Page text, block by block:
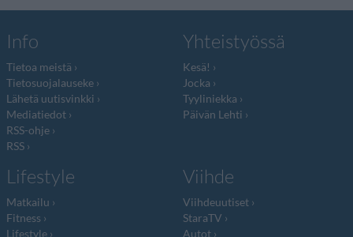
Info
Tietoa meistä
Tietosuojalauseke
Lähetä uutisvinkki
Mediatiedot
RSS-ohje
RSS
Yhteistyössä
Kesä!
Jocka
Tyyliniekka
Päivän Lehti
Lifestyle
Matkailu
Fitness
Lifestyle
Viihde
Viihdeuutiset
StaraTV
Autot